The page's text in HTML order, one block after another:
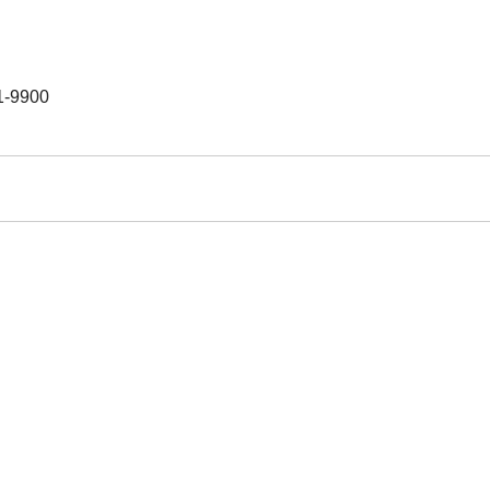
9900